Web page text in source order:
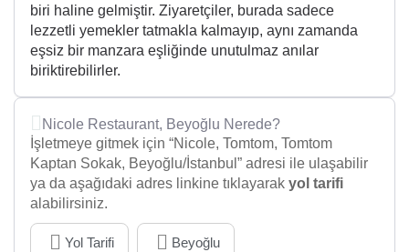
biri haline gelmiştir. Ziyaretçiler, burada sadece
lezzetli yemekler tatmakla kalmayıp, aynı zamanda
eşsiz bir manzara eşliğinde unutulmaz anılar
biriktirebilirler.
Nicole Restaurant, Beyoğlu Nerede?
İşletmeye gitmek için “Nicole, Tomtom, Tomtom
Kaptan Sokak, Beyoğlu/İstanbul” adresi ile ulaşabilir
ya da aşağıdaki adres linkine tıklayarak yol tarifi
alabilirsiniz.
Yol Tarifi Beyoğlu